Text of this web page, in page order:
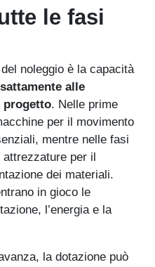
le fasi
noleggio è la capacità
alle
progetto. Nelle prime
per il movimento
mentre nelle fasi
per il
dei materiali.
in gioco le
l’energia e la
la dotazione può